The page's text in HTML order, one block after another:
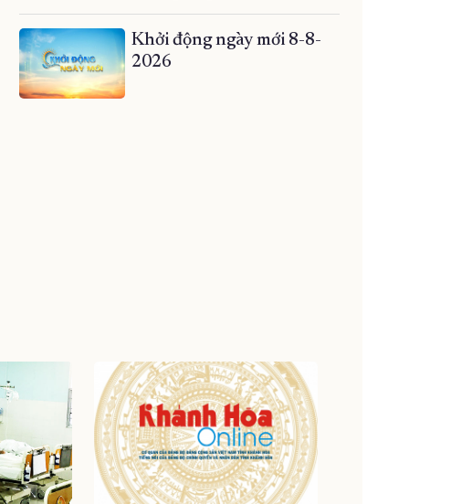
Khởi động ngày mới 8-8-
2026